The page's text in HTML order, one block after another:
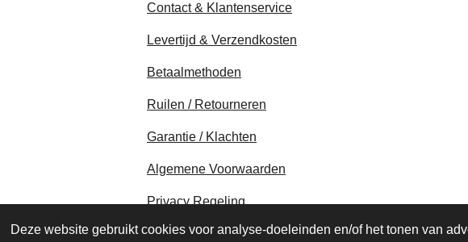
Deze website gebruikt cookies voor analyse-doeleinden en/of het tonen van
Contact & Klantenservice
Levertijd & Verzendkosten
Betaalmethoden
Ruilen / Retourneren
Garantie / Klachten
Algemene Voorwaarden
Privacy Regeling